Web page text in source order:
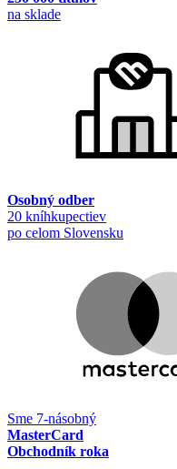
na sklade
Osobný odber
20 kníhkupectiev
po celom Slovensku
Sme 7-násobný
MasterCard
Obchodník roka